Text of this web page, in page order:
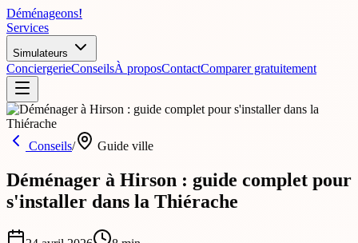
Déménageons!
Services
Simulateurs
ConciergerieConseilsÀ proposContactComparer gratuitement
Conseils/ Guide ville
Déménager à Hirson : guide complet pour
s'installer dans la Thiérache